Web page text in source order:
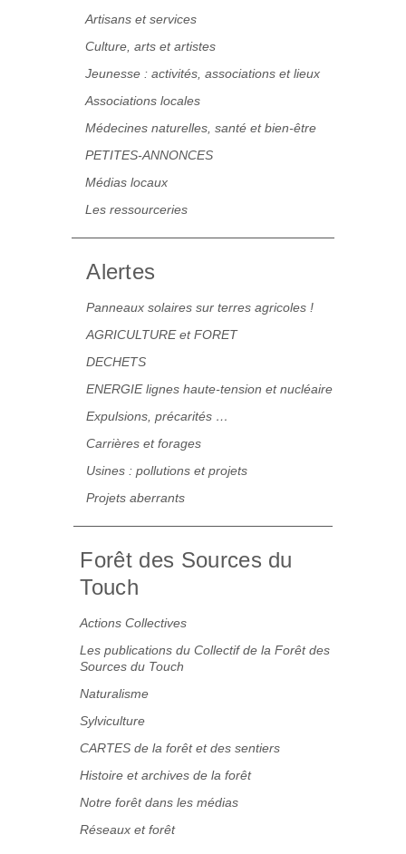
Artisans et services
Culture, arts et artistes
Jeunesse : activités, associations et lieux
Associations locales
Médecines naturelles, santé et bien-être
PETITES-ANNONCES
Médias locaux
Les ressourceries
Alertes
Panneaux solaires sur terres agricoles !
AGRICULTURE et FORET
DECHETS
ENERGIE lignes haute-tension et nucléaire
Expulsions, précarités …
Carrières et forages
Usines : pollutions et projets
Projets aberrants
Forêt des Sources du
Touch
Actions Collectives
Les publications du Collectif de la Forêt des
Sources du Touch
Naturalisme
Sylviculture
CARTES de la forêt et des sentiers
Histoire et archives de la forêt
Notre forêt dans les médias
Réseaux et forêt